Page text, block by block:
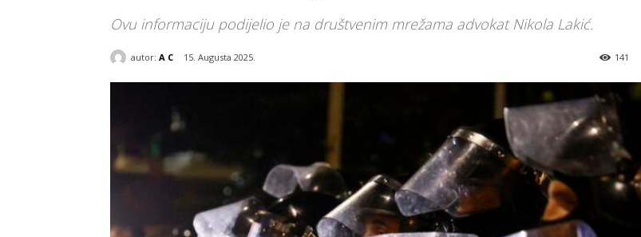
Ovu informaciju podijelio je na društvenim mrežama advokat Nikola Lakić.
autor: A C 15. Augusta 2025. 141